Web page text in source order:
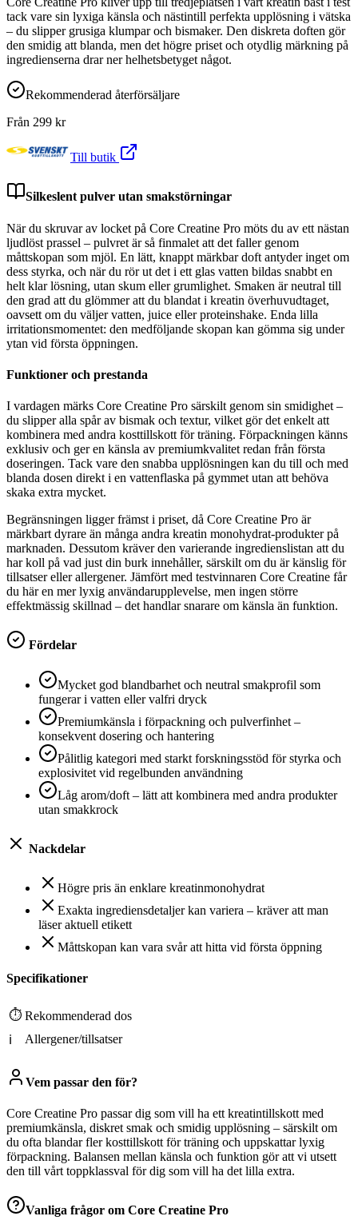
tack vare sin lyxiga känsla och nästintill perfekta upplösning i vätska
– du slipper grusiga klumpar och bismaker. Den diskreta doften gör
den smidig att blanda, men det högre priset och otydlig märkning på
ingredienserna drar ner helhetsbetyget något.
Rekommenderad återförsäljare
Från 299 kr
Till butik
Silkeslent pulver utan smakstörningar
När du skruvar av locket på Core Creatine Pro möts du av ett nästan
ljudlöst prassel – pulvret är så finmalet att det faller genom
måttskopan som mjöl. En lätt, knappt märkbar doft antyder inget om
dess styrka, och när du rör ut det i ett glas vatten bildas snabbt en
helt klar lösning, utan skum eller grumlighet. Smaken är neutral till
den grad att du glömmer att du blandat i kreatin överhuvudtaget,
oavsett om du väljer vatten, juice eller proteinshake. Enda lilla
irritationsmomentet: den medföljande skopan kan gömma sig under
ytan vid första öppningen.
Funktioner och prestanda
I vardagen märks Core Creatine Pro särskilt genom sin smidighet –
du slipper alla spår av bismak och textur, vilket gör det enkelt att
kombinera med andra kosttillskott för träning. Förpackningen känns
exklusiv och ger en känsla av premiumkvalitet redan från första
doseringen. Tack vare den snabba upplösningen kan du till och med
blanda dosen direkt i en vattenflaska på gymmet utan att behöva
skaka extra mycket.
Begränsningen ligger främst i priset, då Core Creatine Pro är
märkbart dyrare än många andra kreatin monohydrat-produkter på
marknaden. Dessutom kräver den varierande ingredienslistan att du
har koll på vad just din burk innehåller, särskilt om du är känslig för
tillsatser eller allergener. Jämfört med testvinnaren Core Creatine får
du här en mer lyxig användarupplevelse, men ingen större
effektmässig skillnad – det handlar snarare om känsla än funktion.
Fördelar
Mycket god blandbarhet och neutral smakprofil som
fungerar i vatten eller valfri dryck
Premiumkänsla i förpackning och pulverfinhet –
konsekvent dosering och hantering
Pålitlig kategori med starkt forskningsstöd för styrka och
explosivitet vid regelbunden användning
Låg arom/doft – lätt att kombinera med andra produkter
utan smakkrock
Nackdelar
Högre pris än enklare kreatinmonohydrat
Exakta ingrediensdetaljer kan variera – kräver att man
läser aktuell etikett
Måttskopan kan vara svår att hitta vid första öppning
Specifikationer
⏱ Rekommenderad dos
ℹ
Allergener/tillsatser
Vem passar den för?
Core Creatine Pro passar dig som vill ha ett kreatintillskott med
premiumkänsla, diskret smak och smidig upplösning – särskilt om
du ofta blandar fler kosttillskott för träning och uppskattar lyxig
förpackning. Balansen mellan känsla och funktion gör att vi utsett
den till vårt toppklassval för dig som vill ha det lilla extra.
Vanliga frågor om Core Creatine Pro